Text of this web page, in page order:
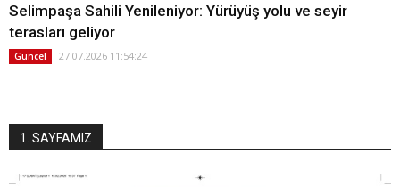
Selimpaşa Sahili Yenileniyor: Yürüyüş yolu ve seyir
terasları geliyor
Güncel 27.07.2026 11:54:24
1. SAYFAMIZ